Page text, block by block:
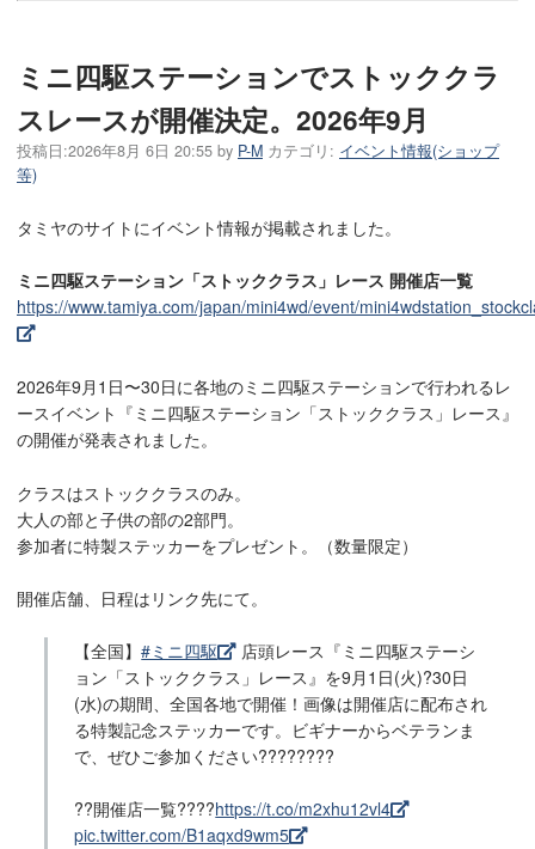
ミニ四駆ステーションでストッククラ
スレースが開催決定。2026年9月
投稿日:2026年8月 6日 20:55 by P-M カテゴリ: イベント情報(ショップ
等)
タミヤのサイトにイベント情報が掲載されました。
ミニ四駆ステーション「ストッククラス」レース 開催店一覧
https://www.tamiya.com/japan/mini4wd/event/
2026年9月1日〜30日に各地のミニ四駆ステーションで行われるレ
ースイベント『ミニ四駆ステーション「ストッククラス」レース』
の開催が発表されました。
クラスはストッククラスのみ。
大人の部と子供の部の2部門。
参加者に特製ステッカーをプレゼント。（数量限定）
開催店舗、日程はリンク先にて。
【全国】#ミニ四駆
店頭レース『ミニ四駆ステーシ
ョン「ストッククラス」レース』を9月1日(火)?30日
(水)の期間、全国各地で開催！画像は開催店に配布され
る特製記念ステッカーです。ビギナーからベテランま
で、ぜひご参加ください????????
??開催店一覧????https://t.co/m2xhu12vl4
pic.twitter.com/B1aqxd9wm5